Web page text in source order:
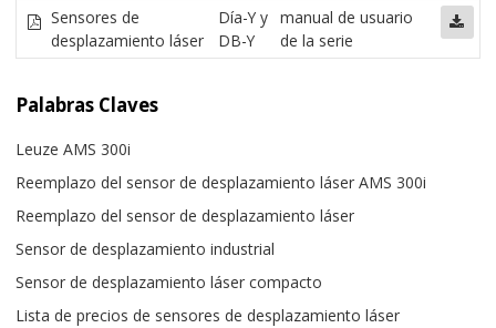
Sensores de
desplazamiento láser
Día-Y y
DB-Y
manual de usuario
de la serie
Palabras Claves
Leuze AMS 300i
Reemplazo del sensor de desplazamiento láser AMS 300i
Reemplazo del sensor de desplazamiento láser
Sensor de desplazamiento industrial
Sensor de desplazamiento láser compacto
Lista de precios de sensores de desplazamiento láser